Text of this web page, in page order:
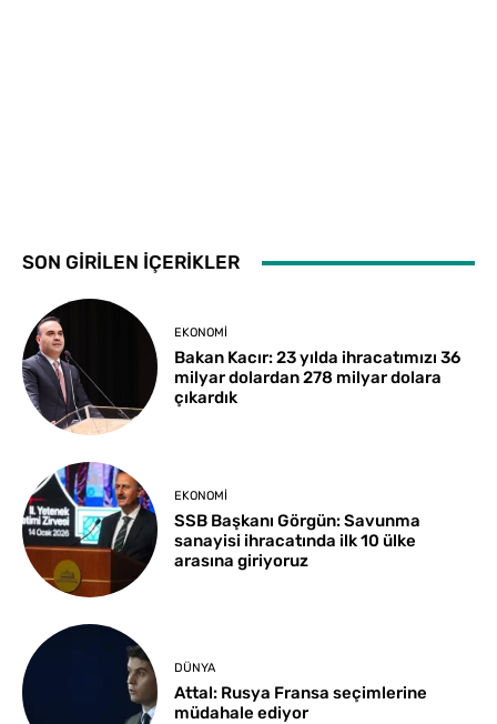
SON GİRİLEN İÇERİKLER
EKONOMI
Bakan Kacır: 23 yılda ihracatımızı 36
milyar dolardan 278 milyar dolara
çıkardık
EKONOMI
SSB Başkanı Görgün: Savunma
sanayisi ihracatında ilk 10 ülke
arasına giriyoruz
DÜNYA
Attal: Rusya Fransa seçimlerine
müdahale ediyor